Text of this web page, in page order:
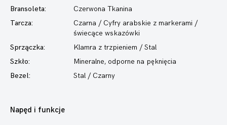
Bransoleta:
Czerwona Tkanina
Tarcza:
Czarna / Cyfry arabskie z markerami /
świecące wskazówki
Sprzączka:
Klamra z trzpieniem / Stal
Szkło:
Mineralne, odporne na pęknięcia
Bezel:
Stal / Czarny
Napęd i funkcje